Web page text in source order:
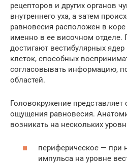
рецепторов и других органов
внутреннего уха, а затем
равновесия расположен в
именно в ее височном
достигают вестибулярных
клеток, способных
согласовывать информацию,
областей.
Головокружение
ощущения равновесия.
возникать на нескольких
периферическое — при
импульса на уровне